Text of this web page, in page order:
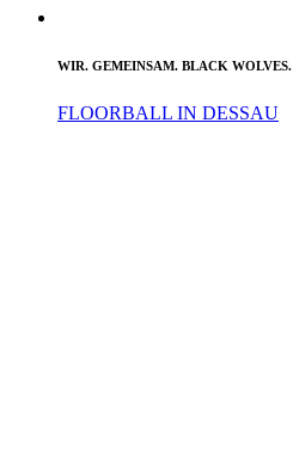
WIR. GEMEINSAM. BLACK WOLVES.
FLOORBALL IN DESSAU